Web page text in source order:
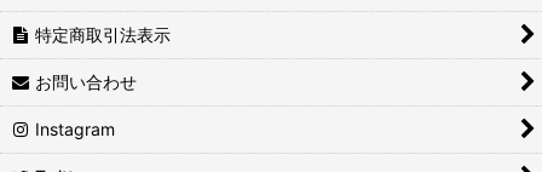
特定商取引法表示
お問い合わせ
Instagram